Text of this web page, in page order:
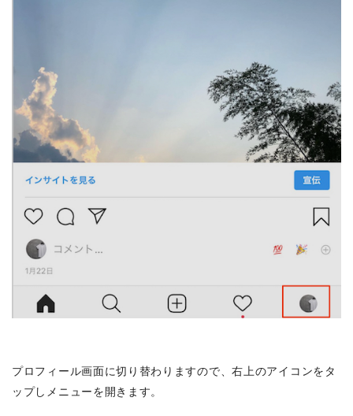
プロフィール画面に切り替わりますので、右上のアイコンをタ
ップしメニューを開きます。